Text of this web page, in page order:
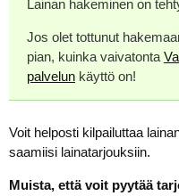
Lainan hakeminen on
Jos olet tottunut
pian, kuinka vaivatonta
palvelun käyttö on!
Voit helposti kilpailuttaa
saamiisi lainatarjouksiin.
Muista, että voit pyytää